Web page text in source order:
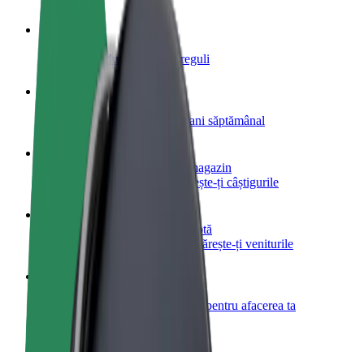
Câștigă bani după propriile reguli
Devino curier
Livrează mâncare și câștigă bani săptămânal
Adaugă un restaurant sau un magazin
Obține mai mulți clienți și mărește-ți câștigurile
Înscrie-te ca administrator de flotă
Înregistrează-ți flota la Bolt și mărește-ți veniturile
Bolt for Business
Produse și servicii Bolt adaptate pentru afacerea ta